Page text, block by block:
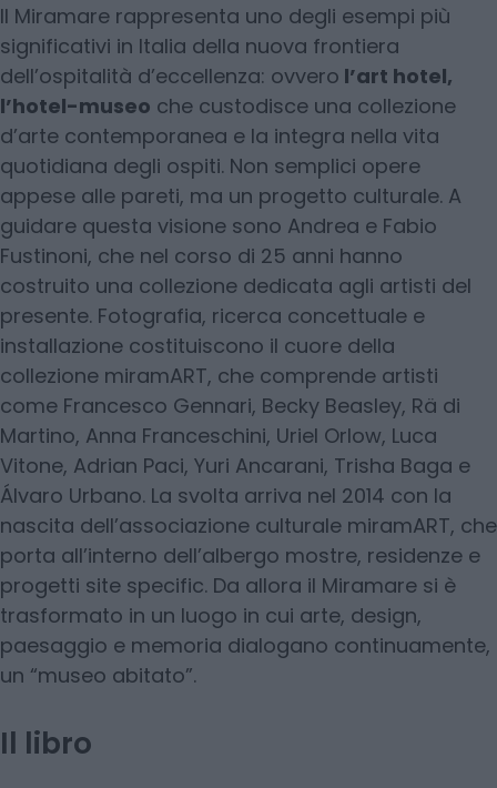
Il Miramare rappresenta uno degli esempi più
significativi in Italia della nuova frontiera
dell’ospitalità d’eccellenza: ovvero l’art hotel,
l’hotel-museo che custodisce una collezione
d’arte contemporanea e la integra nella vita
quotidiana degli ospiti. Non semplici opere
appese alle pareti, ma un progetto culturale. A
guidare questa visione sono Andrea e Fabio
Fustinoni, che nel corso di 25 anni hanno
costruito una collezione dedicata agli artisti del
presente. Fotografia, ricerca concettuale e
installazione costituiscono il cuore della
collezione miramART, che comprende artisti
come Francesco Gennari, Becky Beasley, Rä di
Martino, Anna Franceschini, Uriel Orlow, Luca
Vitone, Adrian Paci, Yuri Ancarani, Trisha Baga e
Álvaro Urbano. La svolta arriva nel 2014 con la
nascita dell’associazione culturale miramART, che
porta all’interno dell’albergo mostre, residenze e
progetti site specific. Da allora il Miramare si è
trasformato in un luogo in cui arte, design,
paesaggio e memoria dialogano continuamente,
un “museo abitato”.
Il libro